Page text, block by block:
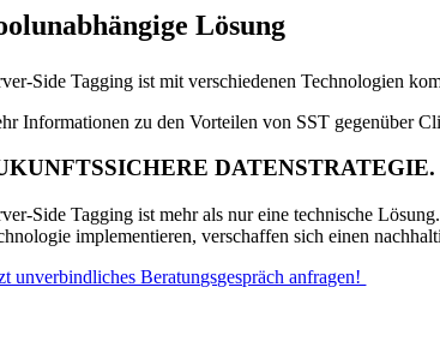
Lösung
Side Tagging ist mit verschiedenen Technologien
Informationen zu den Vorteilen von SST gegenüber
DATENSTRATEGIE.
Side Tagging ist mehr als nur eine technische
implementieren, verschaffen sich einen
unverbindliches Beratungsgespräch anfragen!